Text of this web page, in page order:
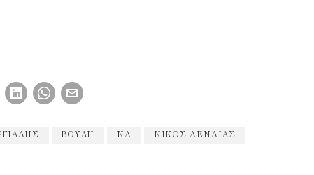
ΒΟΥΛΉ ΝΔ ΝΊΚΟΣ ΔΈΝΔΙΑΣ